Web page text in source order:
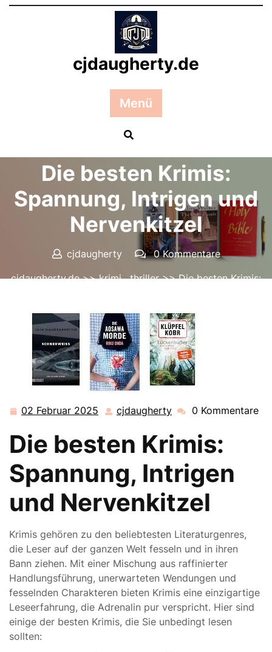
Zum
cjdaugherty.de
Menü
Posted On 02 Februar 2025
Die besten Krimis:
Spannung, Intrigen und
Nervenkitzel
cjdaugherty
0 Kommentare
cjdaugherty.de>>krimi,thriller>> Die besten Krimis:
02 Februar 2025 02
2025
cjdaugherty cjdaugherty
0 Kommentare
Die besten Krimis:
Spannung, Intrigen
und Nervenkitzel
Krimis gehören zu den beliebtesten Literaturgenres,
die Leser auf der ganzen Welt fesseln und in ihren
Bann ziehen. Mit einer Mischung aus raffinierter
Handlungsführung, unerwarteten Wendungen und
fesselnden Charakteren bieten Krimis eine einzigartige
Leseerfahrung, die Adrenalin pur verspricht. Hier sind
einige der besten Krimis, die Sie unbedingt lesen
sollten: